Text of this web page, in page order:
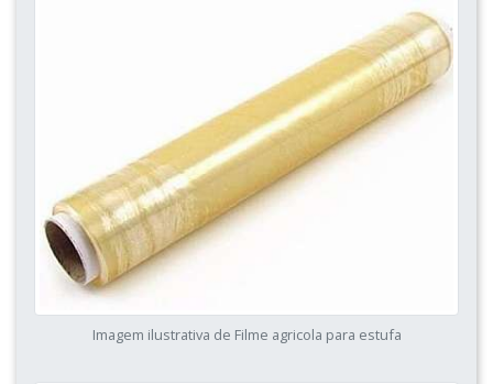
Imagem ilustrativa de Filme agricola para estufa